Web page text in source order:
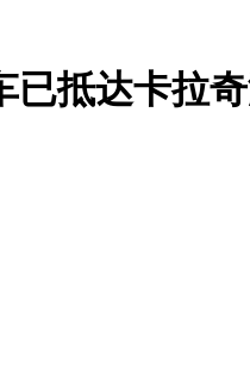
已抵达卡拉